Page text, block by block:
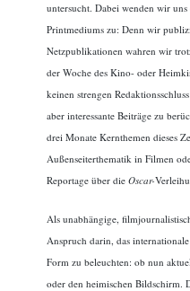
untersucht. Dabei wenden wir
Printmediums zu: Denn wir
Netzpublikationen wahren wir
der Woche des Kino- oder
keinen strengen
aber interessante Beiträge zu
drei Monate Kernthemen dieses
Außenseiterthematik in Filmen
Reportage über die Oscar-
Als unabhängige,
Anspruch darin, das
Form zu beleuchten: ob nun
oder den heimischen Bildschirm.